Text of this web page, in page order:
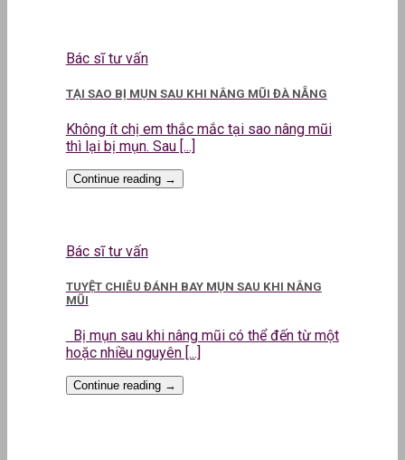
Bác sĩ tư vấn
TẠI SAO BỊ MỤN SAU KHI NÂNG MŨI ĐÀ NẴNG
Không ít chị em thắc mắc tại sao nâng mũi
thì lại bị mụn. Sau [...]
Continue reading →
Bác sĩ tư vấn
TUYỆT CHIÊU ĐÁNH BAY MỤN SAU KHI NÂNG
MŨI
Bị mụn sau khi nâng mũi có thể đến từ một
hoặc nhiều nguyên [...]
Continue reading →